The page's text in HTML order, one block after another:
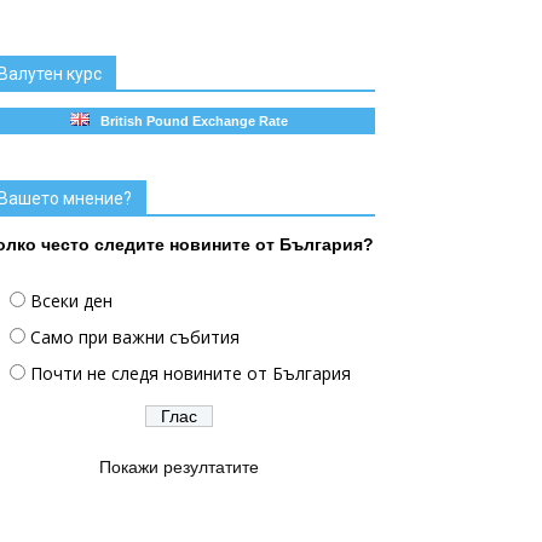
курс
British Pound Exchange Rate
мнение?
често следите новините от България?
Всеки ден
Само при важни събития
Почти не следя новините от България
Покажи резултатите